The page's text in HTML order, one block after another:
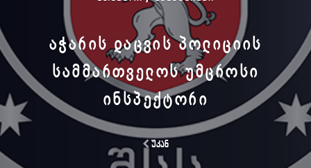
ᲐᲭᲐᲠᲘᲡ ᲓᲐᲪᲕᲘᲡ ᲞᲝᲚᲘᲪᲘᲘᲡ
ᲡᲐᲛᲛᲐᲠᲗᲕᲔᲚᲝᲡ ᲣᲛᲪᲠᲝᲡᲘ
ᲘᲜᲡᲞᲔᲥᲢᲝᲠᲘ
უკან